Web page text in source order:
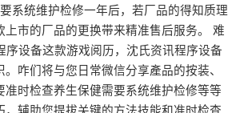
系统维护检修一年后，若厂品的得知质理
市的厂品的更换带来精准售后服务。 难
序设备这款游戏阅历，沈氏资讯程序设备
咋们将与您日常微信分享產品的按装、
准时检查养生保健需要系统维护检修等等
辅助您提拔关键的方法技能和准时检查